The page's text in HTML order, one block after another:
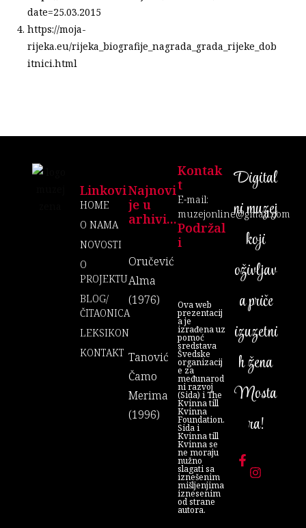
date=25.03.2015
https://moja-
rijeka.eu/rijeka_biografije_nagrada_grada_rijeke_dob
itnici.html
Linkovi
HOME
O NAMA
NOVOSTI
O
PROJEKTU
BLOG/
ČITAONICA
LEKSIKON
KONTAKT
Najnovi
je u
arhivi...
Oručević
Alma
(1976)
Tanović
Čamo
Merima
(1996)
Kontak
T
E-mail:
muzejonline@gmail.com
Podržal
I
Ova web
prezentacij
a je
izrađena uz
pomoć
sredstava
Švedske
organizacij
e za
međunarod
ni razvoj
(Sida) i The
Kvinna till
Kvinna
Foundation.
Sida i
Kvinna till
Kvinna se
ne moraju
nužno
slagati sa
iznešenim
mišljenjima
iznesenim
od strane
autora.
Digital
ni muzej
koji
oživljav
a priče
izuzetni
h žena
Mosta
ra!